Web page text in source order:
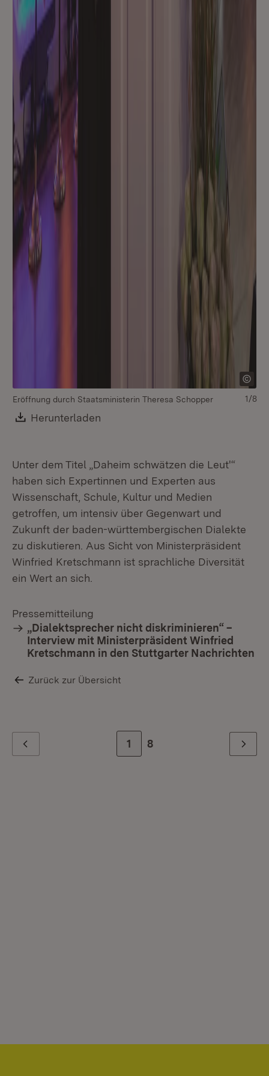
Eröffnung durch Staatsministerin Theresa Schopper
Download:
Herunterladen
1/8
Unter dem Titel „Daheim schwätzen die Leut'“
haben sich Expertinnen und Experten aus
Wissenschaft, Schule, Kultur und Medien
getroffen, um intensiv über Gegenwart und
Zukunft der baden-württembergischen Dialekte
zu diskutieren. Aus Sicht von Ministerpräsident
Winfried Kretschmann ist sprachliche Diversität
ein Wert an sich.
Pressemitteilung
„Dialektsprecher nicht diskriminieren“ –
Interview mit Ministerpräsident Winfried
Kretschmann in den Stuttgarter Nachrichten
Zurück zur Übersicht
Zur Seite
1 Zur letzten Seite
8 Weiter